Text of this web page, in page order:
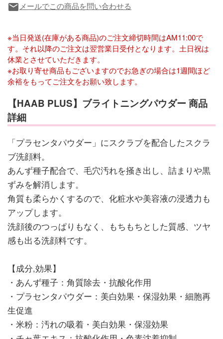
local_post_officeメールでこの商品を問い合わせる
※当日発送(在庫がある商品)のご注文締切時間はAM11:00で
す。それ以降のご注文は翌営業日受付となります。土日祝は
休業とさせていただきます。
※お取り寄せ商品もございますのでお急ぎの場合は1週間ほど
余裕をもってご注文をお願い致します。
【HAAB PLUS】ブライトニングパウダー 商品
詳細
「プラセンタパウダー」にスクラブを配合したスクラ
ブ洗顔料。
あんず種子配合で、毛穴汚れを掻き出し、詰まりや黒
ずみを解消します。
角質も柔らかくするので、化粧水や美容液の浸透力も
アップします。
洗顔後のつっぱりもなく、もちもちとした質感、ツヤ
感も出る洗顔料です。
【成分,効果】
・あんず種子：角質除去・抗酸化作用
・プラセンタパウダー：美白効果・保湿効果・細胞再
生促進
・米粉：汚れの吸着・美白効果・保湿効果